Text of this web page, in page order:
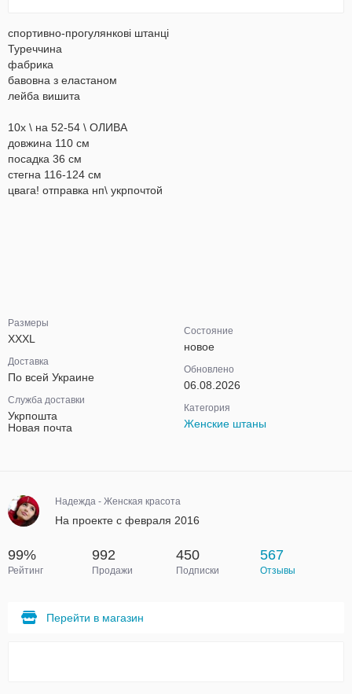
спортивно-прогулянкові штанці
Туреччина
фабрика
бавовна з еластаном
лейба вишита
10х \ на 52-54 \ ОЛИВА
довжина 110 см
посадка 36 см
стегна 116-124 см
цвага! отправка нп\ укрпочтой
Размеры
XXXL
Доставка
По всей Украине
Служба доставки
Укрпошта
Новая почта
Состояние
новое
Обновлено
06.08.2026
Категория
Женские штаны
Надежда - Женская красота
На проекте с февраля 2016
99%
Рейтинг
992
Продажи
450
Подписки
567
Отзывы
Перейти в магазин